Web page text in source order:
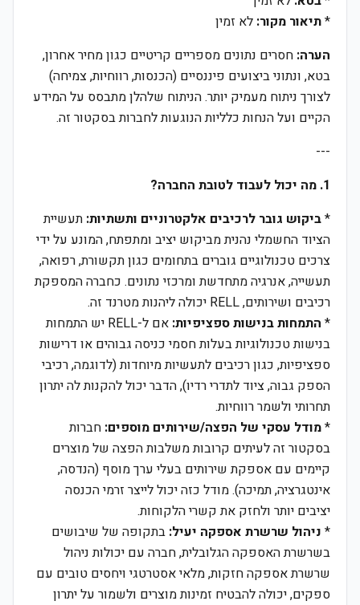
*תיאור מקור: לא זמין
הערה: חסרים נתונים מספריים קריטיים כגון מחיר אחרון,
בטא, ונתוני ביצועים פיננסיים (הכנסות, רווחיות, צמיחה)
לצורך ניתוח מעמיק יותר. הניתוח שלהלן מתבסס על המידע
הקיים ועל הנחות כלליות הנוגעות לחברות בסקטור זה.
---
1. מה יכול לעבוד לטובת החברה?
*ביקוש גובר לרכיבים אלקטרוניים ותשתיות: תעשיית
הציוד החשמלי נהנית מביקוש יציב ומתפתח, המונע על ידי
צרכים טכנולוגיים גוברים בתחומים כגון תקשורת, רפואה,
תעשייה, אנרגיה מתחדשת ומרכזי נתונים. כחברה המספקת
רכיבים ושירותים, RELL יכולה ליהנות מטרנד זה.
* התמחות בנישות ספציפיות:
אם ל-RELL יש התמחות
בנישות טכנולוגיות בעלות חסמי כניסה גבוהים או דרישות
ספציפיות, כגון רכיבים לתעשיות מיוחדות (לדוגמה, רכיבי
הספק גבוה, ציוד לתדרי רדיו), הדבר יכול להקנות לה יתרון
תחרותי ולשמר רווחיות.
*מודל עסקי של הפצה/שירותים מוספים: חברות
בסקטור זה לעיתים קרובות משלבות הפצה של מוצרים
קיימים עם אספקת שירותים בעלי ערך מוסף (הנדסה,
אינטגרציה, תמיכה). מודל כזה יכול לייצר זרמי הכנסה
יציבים יותר ולחזק את קשרי הלקוחות.
* ניהול שרשרת אספקה יעיל: בתקופה של שיבושים
בשרשרת האספקה הגלובלית, חברה עם יכולות ניהול
שרשרת אספקה חזקות, מלאי אסטרטגי ויחסים טובים עם
ספקים, יכולה להבטיח זמינות מוצרים ולשמור על יתרון